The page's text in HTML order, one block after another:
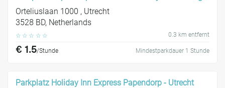
Orteliuslaan 1000 , Utrecht
3528 BD, Netherlands
☆ ☆ ☆ ☆ ☆ 0.3 km entfernt
€ 1.5/Stunde Mindestparkdauer 1 Stunde
Parkplatz Holiday Inn Express Papendorp - Utrecht